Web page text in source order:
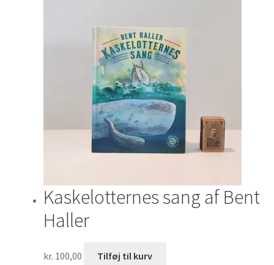
Kaskelotternes sang af Bent
Haller
kr. 100,00 Tilføj til kurv